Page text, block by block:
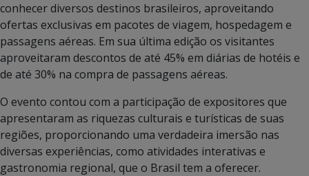
conhecer diversos destinos brasileiros, aproveitando
ofertas exclusivas em pacotes de viagem, hospedagem e
passagens aéreas. Em sua última edição os visitantes
aproveitaram descontos de até 45% em diárias de hotéis e
de até 30% na compra de passagens aéreas.
O evento contou com a participação de expositores que
apresentaram as riquezas culturais e turísticas de suas
regiões, proporcionando uma verdadeira imersão nas
diversas experiências, como atividades interativas e
gastronomia regional, que o Brasil tem a oferecer.